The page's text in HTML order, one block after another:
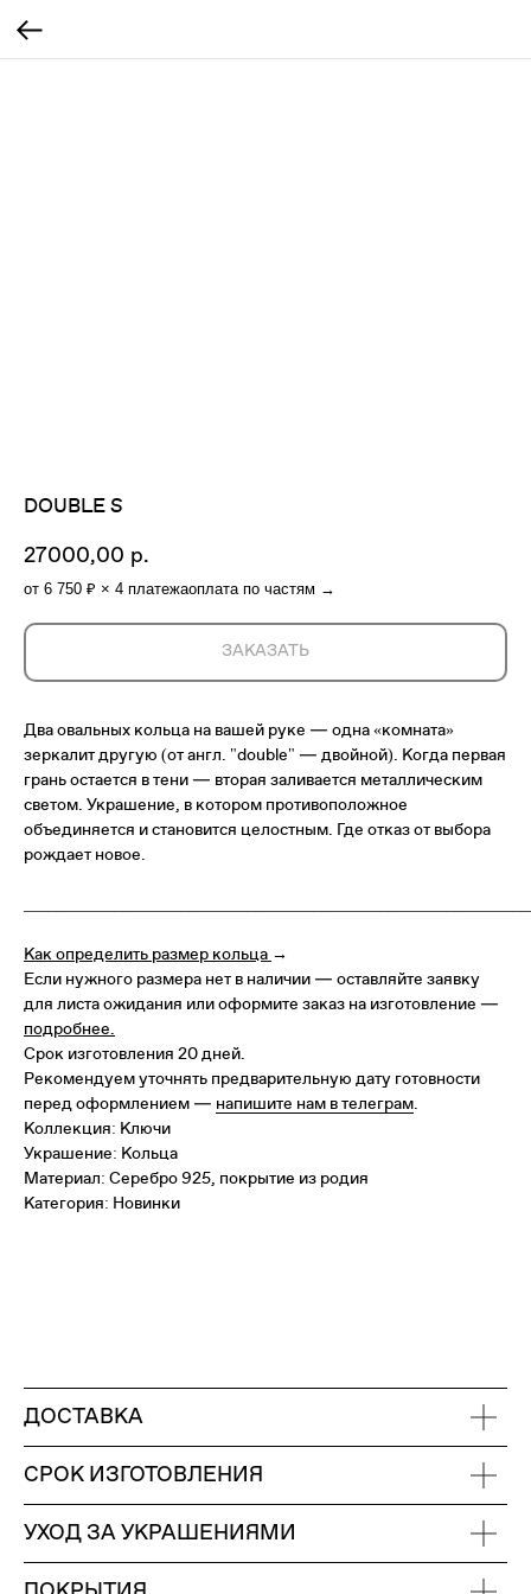
DOUBLE S
27000,00 р.
от 6 750 ₽ × 4 платежаоплата по частям →
ЗАКАЗАТЬ
Два овальных кольца на вашей руке — одна «комната»
зеркалит другую (от англ. "double" — двойной). Когда первая
грань остается в тени — вторая заливается металлическим
светом. Украшение, в котором противоположное
объединяется и становится целостным. Где отказ от выбора
рождает новое.
Как определить размер кольца →
Если нужного размера нет в наличии — оставляйте заявку
для листа ожидания или оформите заказ на изготовление —
подробнее.
Срок изготовления 20 дней.
Рекомендуем уточнять предварительную дату готовности
перед оформлением — напишите нам в телеграм.
Коллекция: Ключи
Украшение: Кольца
Материал: Серебро 925, покрытие из родия
Категория: Новинки
ДОСТАВКА
СРОК ИЗГОТОВЛЕНИЯ
УХОД ЗА УКРАШЕНИЯМИ